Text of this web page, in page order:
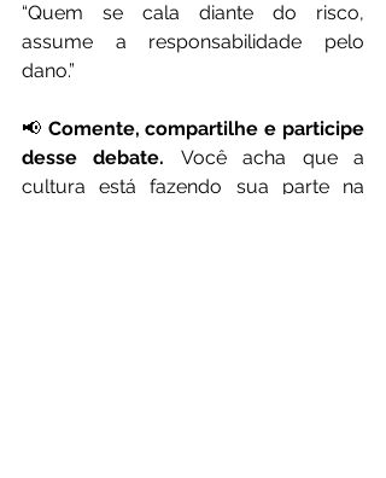
“Quem se cala diante do risco,
assume a responsabilidade pelo
dano.”
📢 Comente, compartilhe e participe
desse debate. Você acha que a
cultura está fazendo sua parte na